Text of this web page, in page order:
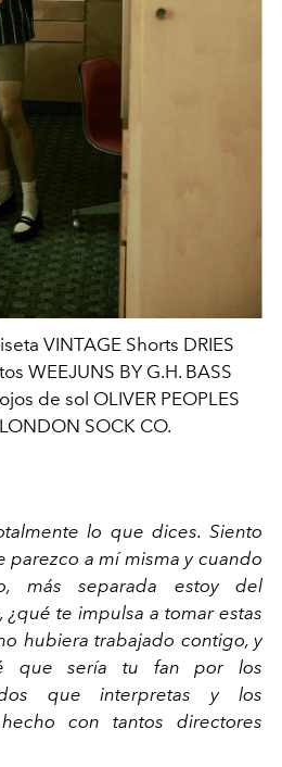
VINTAGE Shorts DRIES
WEEJUNS BY G.H. BASS
de sol OLIVER PEOPLES
SOCK CO.
lo que dices. Siento
parezco a mí misma y cuando
más separada estoy del
¿qué te impulsa a tomar estas
hubiera trabajado contigo, y
que sería tu fan por los
que interpretas y los
con tantos directores